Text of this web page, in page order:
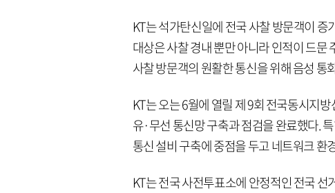
KT는 석가탄신일에 전국 사찰 방문객이
대상은 사찰 경내 뿐만 아니라 인적이 드
사찰 방문객의 원활한 통신을 위해 음성
KT는 오는 6월에 열릴 제 9회 전국동시지
유·무선 통신망 구축과 점검을 완료했다.
통신 설비 구축에 중점을 두고 네트워크 환
KT는 전국 사전투표소에 안정적인 전국